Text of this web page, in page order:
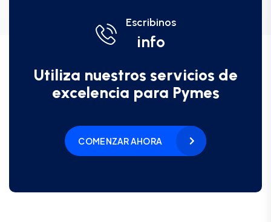
Escribinos
info
Utiliza nuestros servicios de
excelencia para Pymes
COMENZAR AHORA